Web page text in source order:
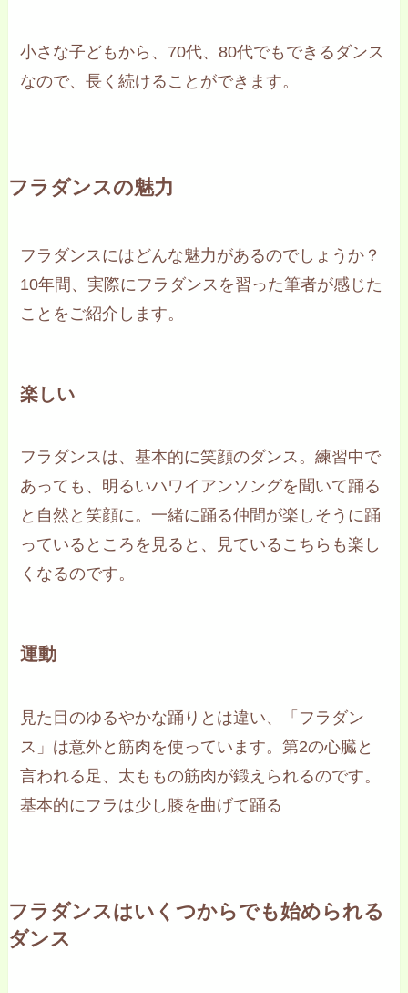
小さな子どもから、70代、80代でもできるダンス
なので、長く続けることができます。
フラダンスの魅力
フラダンスにはどんな魅力があるのでしょうか？
10年間、実際にフラダンスを習った筆者が感じた
ことをご紹介します。
楽しい
フラダンスは、基本的に笑顔のダンス。練習中で
あっても、明るいハワイアンソングを聞いて踊る
と自然と笑顔に。一緒に踊る仲間が楽しそうに踊
っているところを見ると、見ているこちらも楽し
くなるのです。
運動
見た目のゆるやかな踊りとは違い、「フラダン
ス」は意外と筋肉を使っています。第2の心臓と
言われる足、太ももの筋肉が鍛えられるのです。
基本的にフラは少し膝を曲げて踊る
フラダンスはいくつからでも始められる
ダンス